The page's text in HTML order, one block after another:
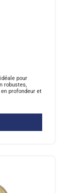
idéale pour
robustes,
profondeur et